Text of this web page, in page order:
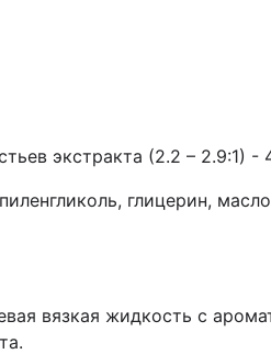
экстракта (2.2 – 2.9:1) -
глицерин,
вязкая жидкость с